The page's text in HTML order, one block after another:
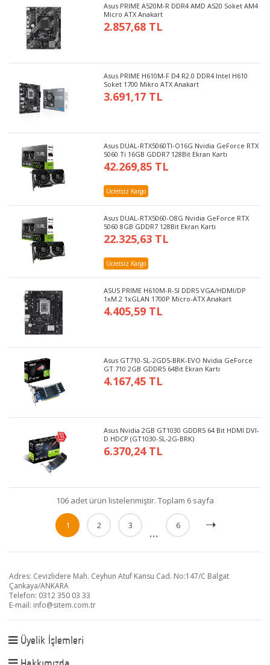
Asus PRIME A520M-R DDR4 AMD A520 Soket AM4
Micro ATX Anakart
2.857,68 TL
Asus PRIME H610M-F D4 R2.0 DDR4 Intel H610
Soket 1700 Mikro ATX Anakart
3.691,17 TL
Asus DUAL-RTX5060TI-O16G Nvidia GeForce RTX
5060 Ti 16GB GDDR7 128Bit Ekran Kartı
42.269,85 TL
Ücretsiz Kargo
Asus DUAL-RTX5060-O8G Nvidia GeForce RTX
5060 8GB GDDR7 128Bit Ekran Kartı
22.325,63 TL
Ücretsiz Kargo
ASUS PRIME H610M-R-SI DDR5 VGA/HDMI/DP
1xM.2 1xGLAN 1700P Micro-ATX Anakart
4.405,59 TL
Asus GT710-SL-2GD5-BRK-EVO Nvidia GeForce
GT 710 2GB GDDR5 64Bit Ekran Kartı
4.167,45 TL
Asus Nvidia 2GB GT1030 GDDR5 64 Bit HDMI DVI-
D HDCP (GT1030-SL-2G-BRK)
6.370,24 TL
106 adet ürün listelenmiştir. Toplam 6 sayfa
1 2 3 ... 6
Adres: Cevizlidere Mah. Ceyhun Atuf Kansu Cad. No:147/C Balgat
Çankaya/ANKARA
Telefon: 0312 350 03 33
E-mail: info@sitem.com.tr
Üyelik İşlemleri